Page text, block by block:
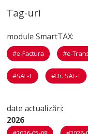
Tag-uri
module SmartTAX:
#e-Factura #e-
#SAF-T #Dr. SAF-T
date actualizări:
2026